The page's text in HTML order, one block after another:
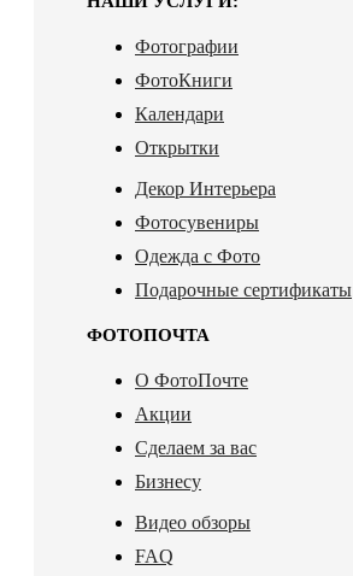
Фотографии
ФотоКниги
Календари
Открытки
Декор Интерьера
Фотосувениры
Одежда с Фото
Подарочные сертификаты
ФОТОПОЧТА
О ФотоПочте
Акции
Сделаем за вас
Бизнесу
Видео обзоры
FAQ